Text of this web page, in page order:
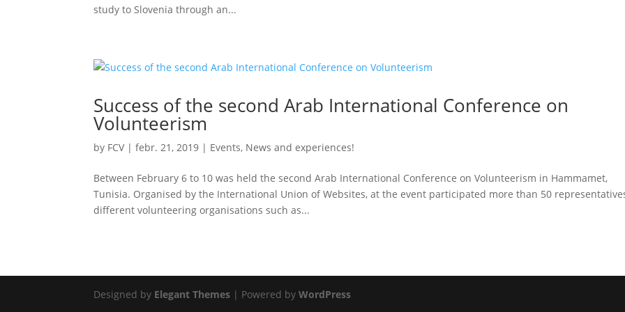
study to Slovenia through an...
Success of the second Arab International Conference on
Volunteerism
by FCV |febr. 21, 2019 | Events, News and experiences!
Between February 6 to 10 was held the second Arab International Conference on Volunteerism in Hammamet,
Tunisia. Organised by the International Union of Websites, at the event participated more than 50
different volunteering organisations such as...
Designed by Elegant Themes | Powered byWordPress